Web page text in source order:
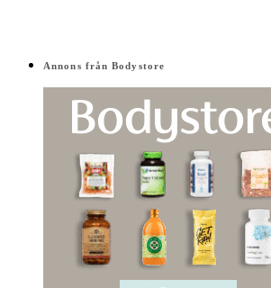
Annons från Bodystore